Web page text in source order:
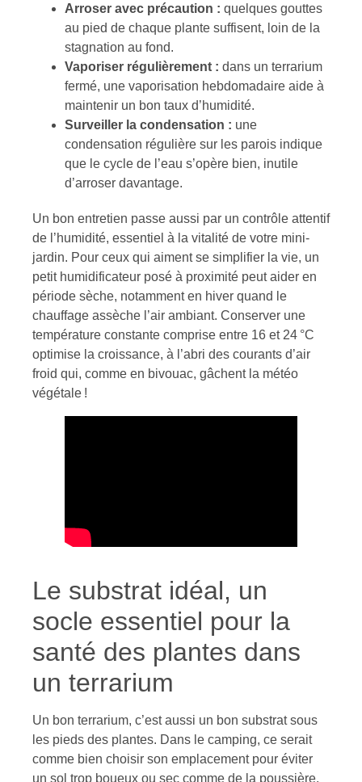
Arroser avec précaution : quelques gouttes
au pied de chaque plante suffisent, loin de la
stagnation au fond.
Vaporiser régulièrement : dans un terrarium
fermé, une vaporisation hebdomadaire aide à
maintenir un bon taux d’humidité.
Surveiller la condensation : une
condensation régulière sur les parois indique
que le cycle de l’eau s’opère bien, inutile
d’arroser davantage.
Un bon entretien passe aussi par un contrôle attentif
de l’humidité, essentiel à la vitalité de votre mini-
jardin. Pour ceux qui aiment se simplifier la vie, un
petit humidificateur posé à proximité peut aider en
période sèche, notamment en hiver quand le
chauffage assèche l’air ambiant. Conserver une
température constante comprise entre 16 et 24 °C
optimise la croissance, à l’abri des courants d’air
froid qui, comme en bivouac, gâchent la météo
végétale !
Le substrat idéal, un
socle essentiel pour la
santé des plantes dans
un terrarium
Un bon terrarium, c’est aussi un bon substrat sous
les pieds des plantes. Dans le camping, ce serait
comme bien choisir son emplacement pour éviter
un sol trop boueux ou sec comme de la poussière.